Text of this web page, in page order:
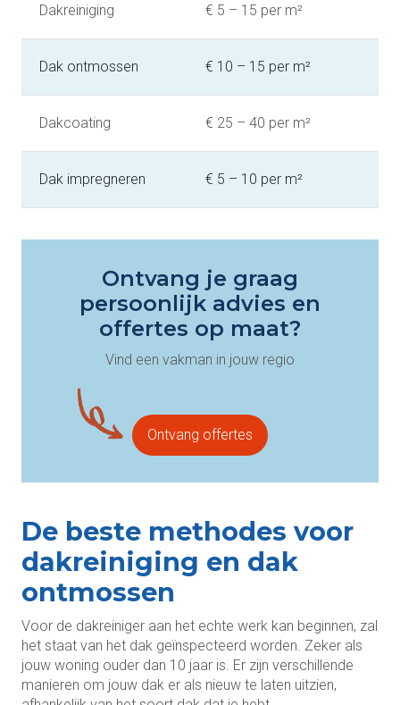
Dakreiniging € 5 – 15 per m²
Dak ontmossen € 10 – 15 per m²
Dakcoating € 25 – 40 per m²
Dak impregneren € 5 – 10 per m²
Ontvang je graag
persoonlijk advies en
offertes op maat?
Vind een vakman in jouw regio
Ontvang offertes
De beste methodes voor
dakreiniging en dak
ontmossen
Voor de dakreiniger aan het echte werk kan beginnen, zal
het staat van het dak geïnspecteerd worden. Zeker als
jouw woning ouder dan 10 jaar is. Er zijn verschillende
manieren om jouw dak er als nieuw te laten uitzien,